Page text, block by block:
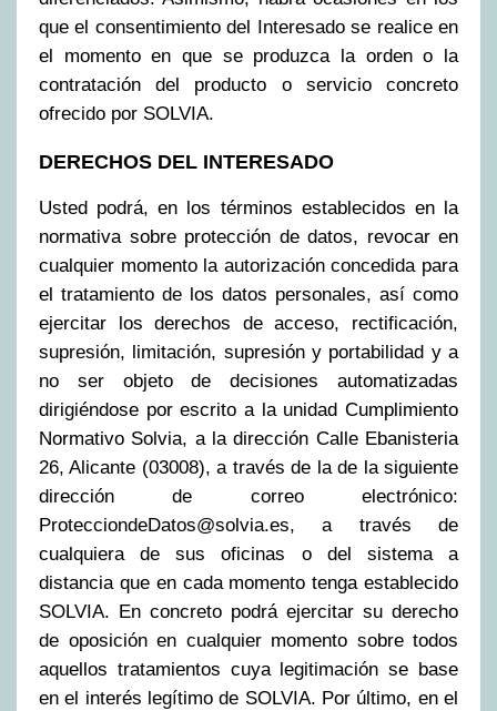
que el consentimiento del Interesado se realice en
el momento en que se produzca la orden o la
contratación del producto o servicio concreto
ofrecido por SOLVIA.
DERECHOS DEL INTERESADO
Usted podrá, en los términos establecidos en la
normativa sobre protección de datos, revocar en
cualquier momento la autorización concedida para
el tratamiento de los datos personales, así como
ejercitar los derechos de acceso, rectificación,
supresión, limitación, supresión y portabilidad y a
no ser objeto de decisiones automatizadas
dirigiéndose por escrito a la unidad Cumplimiento
Normativo Solvia, a la dirección Calle Ebanisteria
26, Alicante (03008), a través de la de la siguiente
dirección de correo electrónico:
ProtecciondeDatos@solvia.es, a través de
cualquiera de sus oficinas o del sistema a
distancia que en cada momento tenga establecido
SOLVIA. En concreto podrá ejercitar su derecho
de oposición en cualquier momento sobre todos
aquellos tratamientos cuya legitimación se base
en el interés legítimo de SOLVIA. Por último, en el